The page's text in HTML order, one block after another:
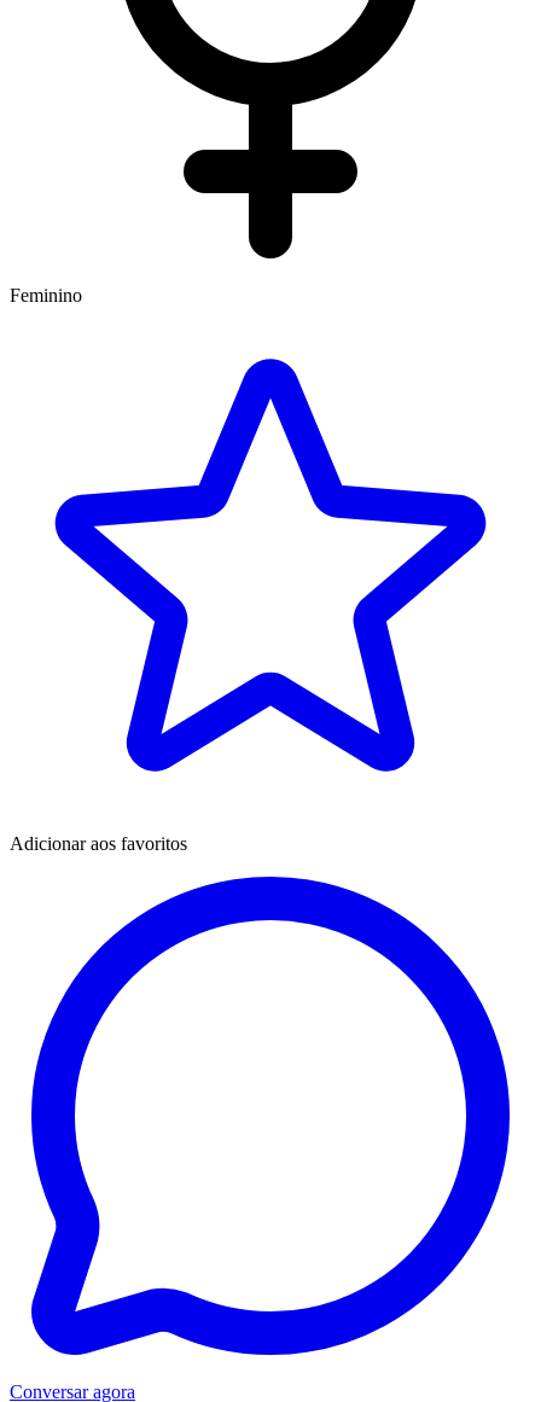
Feminino
Adicionar aos favoritos
Conversar agora